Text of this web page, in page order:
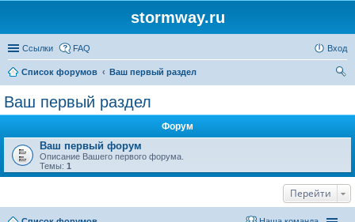
stormway.ru
Ссылки FAQ Вход
Список форумов
Ваш первый раздел
Ваш первый раздел
Форум
Ваш первый форум
Описание Вашего первого форума.
Темы: 1
Перейти